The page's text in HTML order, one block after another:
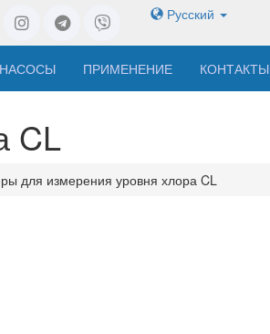
Русский
ПРИМЕНЕНИЕ КОНТАКТЫ
CL
для измерения уровня хлора CL